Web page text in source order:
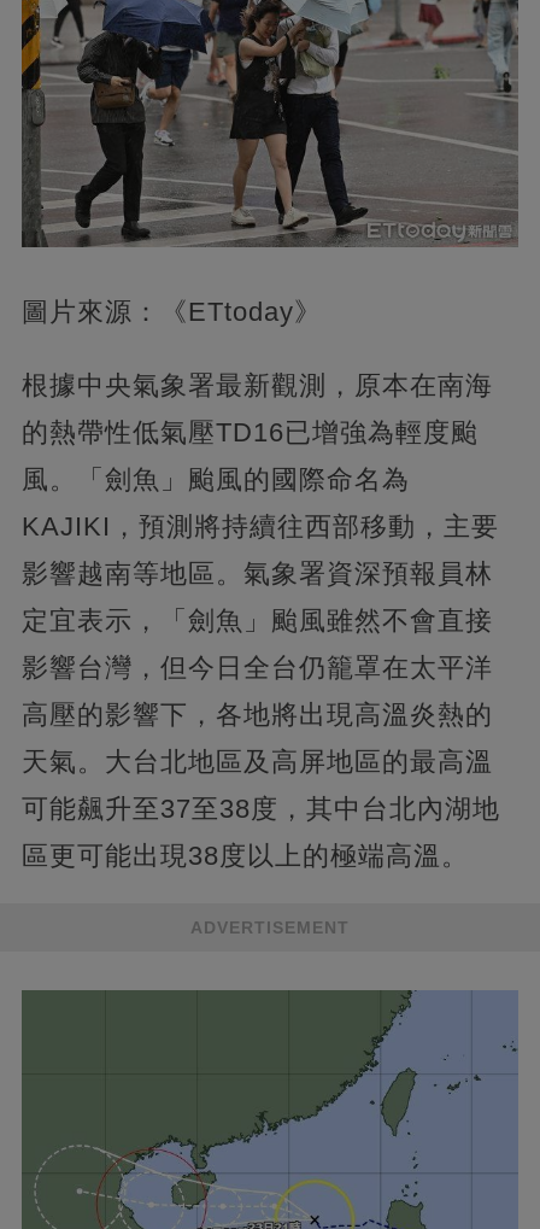
圖片來源：《ETtoday》
根據中央氣象署最新觀測，原本在南海
的熱帶性低氣壓TD16已增強為輕度颱
風。「劍魚」颱風的國際命名為
KAJIKI，預測將持續往西部移動，主要
影響越南等地區。氣象署資深預報員林
定宜表示，「劍魚」颱風雖然不會直接
影響台灣，但今日全台仍籠罩在太平洋
高壓的影響下，各地將出現高溫炎熱的
天氣。大台北地區及高屏地區的最高溫
可能飆升至37至38度，其中台北內湖地
區更可能出現38度以上的極端高溫。
ADVERTISEMENT